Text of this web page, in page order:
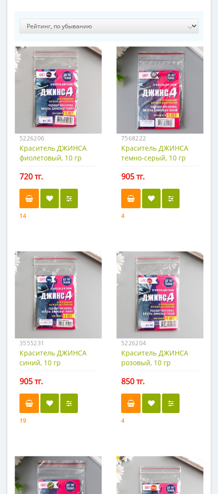
5226206
Краситель ДЖИНСА
фиолетовый, 10 гр
720 тг.
14
7568222
Краситель ДЖИНСА
темно-серый, 10 гр
905 тг.
4
3555231
Краситель ДЖИНСА
синий, 10 гр
905 тг.
19
5226204
Краситель ДЖИНСА
розовый, 10 гр
850 тг.
4